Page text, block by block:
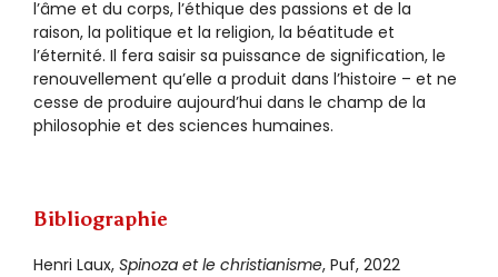
l’âme et du corps, l’éthique des passions et de la
raison, la politique et la religion, la béatitude et
l’éternité. Il fera saisir sa puissance de signification, le
renouvellement qu’elle a produit dans l’histoire – et ne
cesse de produire aujourd’hui dans le champ de la
philosophie et des sciences humaines.
Bibliographie
Henri Laux, Spinoza et le christianisme, Puf, 2022